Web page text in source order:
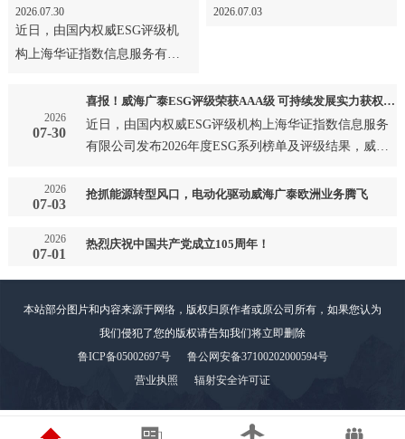
2026.07.30
近日，由国内权威ESG评级机
构上海华证指数信息服务有限
单及评级结果，威海广泰成
功…
2026.07.03
2026
07-30
喜报！威海广泰ESG评级荣获AAA级 可持续发展实力获权威认可
近日，由国内权威ESG评级机构上海华证指数信息服务
有限公司发布2026年度ESG系列榜单及评级结果，威海
2026
07-03
抢抓能源转型风口，电动化驱动威海广泰欧洲业务腾飞
2026
07-01
热烈庆祝中国共产党成立105周年！
本站部分图片和内容来源于网络，版权归原作者或原公司所有，如果您认为
我们侵犯了您的版权请告知我们将立即删除
鲁ICP备05002697号
鲁公网安备37100202000594号
营业执照
辐射安全许可证